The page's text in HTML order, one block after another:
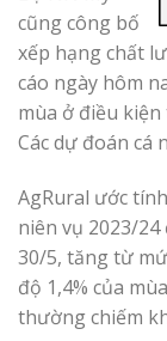
cũng công bố
xếp hạng chất
cáo ngày hôm
mùa ở điều
Các dự đoán cá
AgRural ước
niên vụ 2023/
30/5, tăng từ
độ 1,4% của
thường chiếm